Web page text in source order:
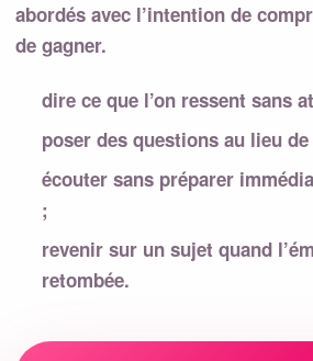
abordés avec l’intention de
de gagner.
dire ce que l’on ressent sans
poser des questions au lieu
écouter sans préparer
;
revenir sur un sujet quand
retombée.